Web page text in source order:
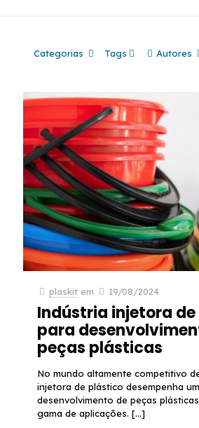
Categorias Tags Autores
plaskit em 19/08/2024
Indústria injetora
para
peças plásticas
No mundo altamente competitivo
injetora de plástico desempenha
desenvolvimento de peças
gama de aplicações. […]